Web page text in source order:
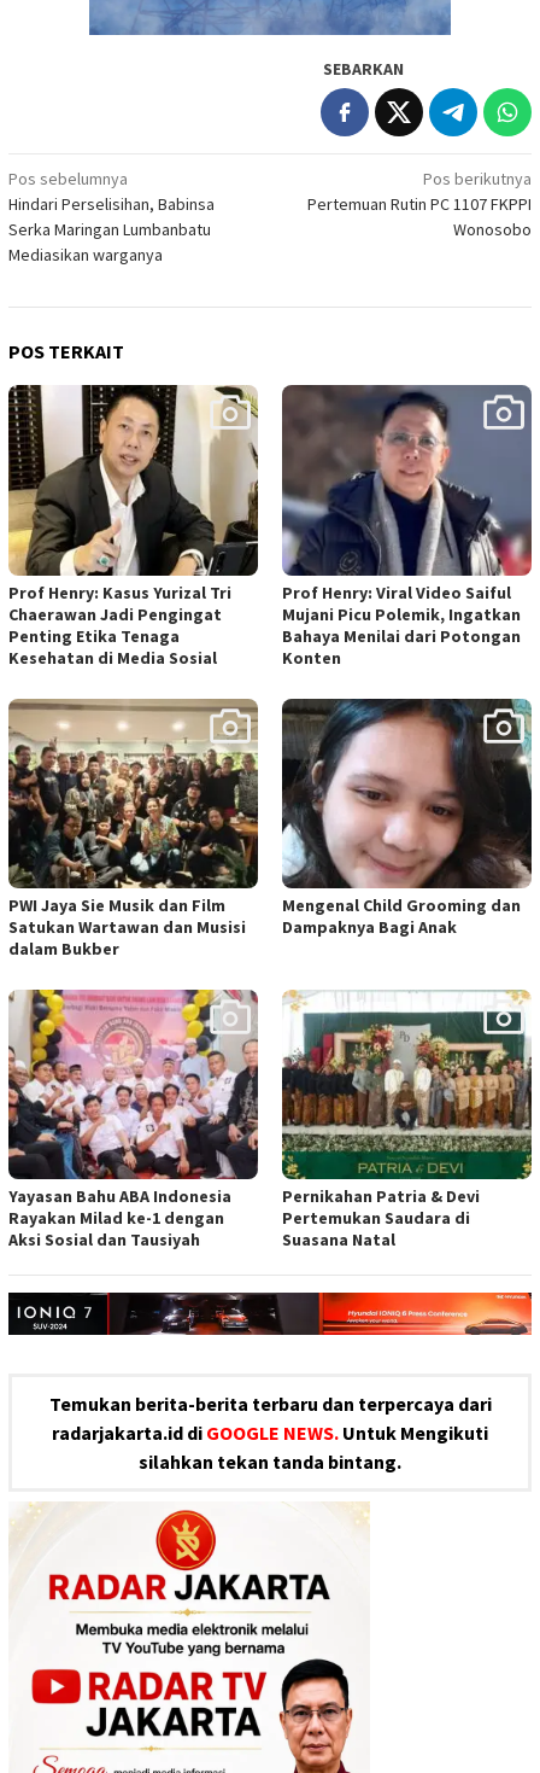
SEBARKAN
Navigasi
pos
Pos sebelumnya
Hindari Perselisihan, Babinsa
Serka Maringan Lumbanbatu
Mediasikan warganya
Pos berikutnya
Pertemuan Rutin PC 1107 FKPPI
Wonosobo
POS TERKAIT
Prof Henry: Kasus Yurizal Tri
Chaerawan Jadi Pengingat
Penting Etika Tenaga
Kesehatan di Media Sosial
Prof Henry: Viral Video Saiful
Mujani Picu Polemik, Ingatkan
Bahaya Menilai dari Potongan
Konten
PWI Jaya Sie Musik dan Film
Satukan Wartawan dan Musisi
dalam Bukber
Mengenal Child Grooming dan
Dampaknya Bagi Anak
Yayasan Bahu ABA Indonesia
Rayakan Milad ke-1 dengan
Aksi Sosial dan Tausiyah
Pernikahan Patria & Devi
Pertemukan Saudara di
Suasana Natal
Temukan berita-berita terbaru dan terpercaya dari
radarjakarta.id di GOOGLE NEWS. Untuk Mengikuti
silahkan tekan tanda bintang.